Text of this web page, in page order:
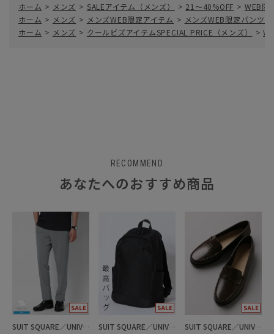
ホーム > メンズ > SALEアイテム（メンズ） > 21～40%OFF > WEB限
ホーム > メンズ > メンズWEB限定アイテム > メンズWEB限定パンツ
ホーム > メンズ > クールビズアイテムSPECIAL PRICE（メンズ） >
RECOMMEND
あなたへのおすすめ商品
SUIT SQUARE／UNIVERSAL LANGUAGE
SUIT SQUARE／UNIVERSAL LANGUAGE
SUIT SQUARE／UNIVERSAL LANGUAGE